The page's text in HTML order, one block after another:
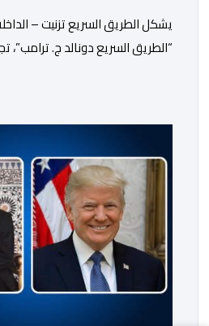
يشكل الطريق السريع تزنيت –
“الطريق السريع دونالد ج. ترامب”،
الجلالة الملك محمد السادس، نصره
صاحب الجلالة الملك محمد […]